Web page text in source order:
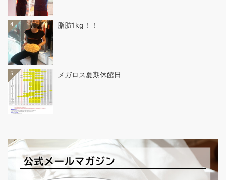
4 脂肪1kg！！
5 メガロス夏期休館日